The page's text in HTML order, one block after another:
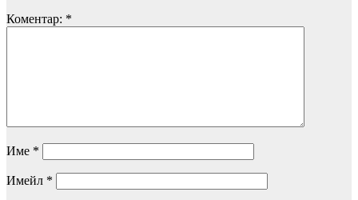
Коментар: *
Име *
Имейл *